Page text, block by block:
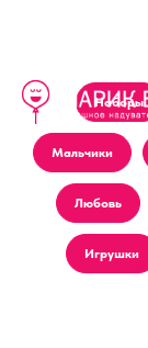
Наборы
Мальчики
Любовь
Игрушки